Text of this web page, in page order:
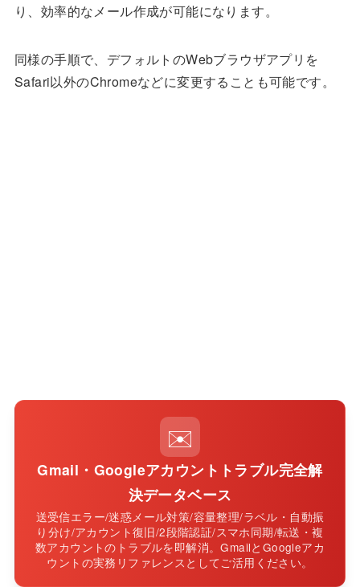
り、効率的なメール作成が可能になります。
同様の手順で、デフォルトのWebブラウザアプリを
Safari以外のChromeなどに変更することも可能です。
✉️
Gmail・Googleアカウントトラブル完全解
決データベース
送受信エラー/迷惑メール対策/容量整理/ラベル・自動振
り分け/アカウント復旧/2段階認証/スマホ同期/転送・複
数アカウントのトラブルを即解消。GmailとGoogleアカ
ウントの実務リファレンスとしてご活用ください。